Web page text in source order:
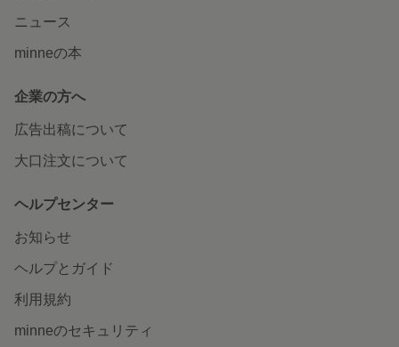
ニュース
minneの本
企業の方へ
広告出稿について
大口注文について
ヘルプセンター
お知らせ
ヘルプとガイド
利用規約
minneのセキュリティ